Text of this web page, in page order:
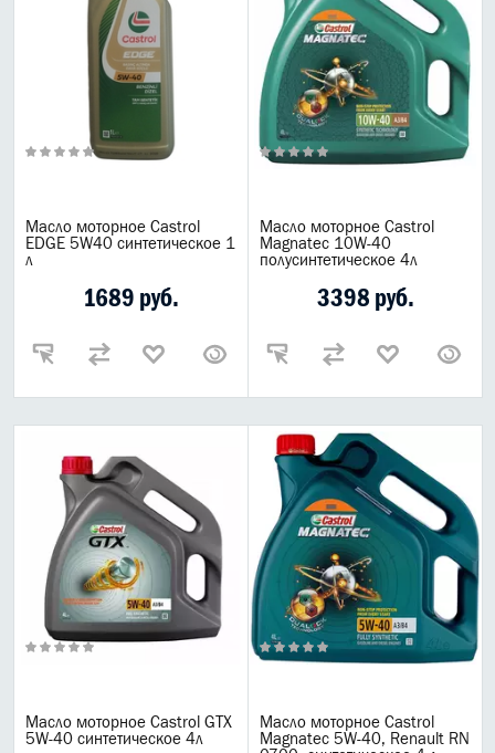
Масло моторное Castrol
EDGE 5W40 синтетическое 1
л
1689 руб.
Масло моторное Castrol
Magnatec 10W-40
полусинтетическое 4л
3398 руб.
Масло моторное Castrol GTX
5W-40 синтетическое 4л
Масло моторное Castrol
Magnatec 5W-40, Renault RN